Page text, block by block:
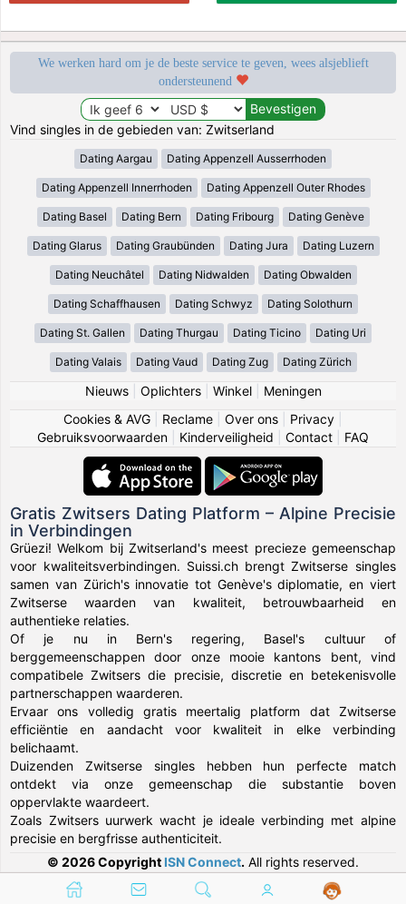
We werken hard om je de beste service te geven, wees alsjeblieft
ondersteunend
Vind singles in de gebieden van: Zwitserland
Dating Aargau Dating Appenzell Ausserrhoden
Dating Appenzell Innerrhoden Dating Appenzell Outer Rhodes
Dating Basel Dating Bern Dating Fribourg Dating Genève
Dating Glarus Dating Graubünden Dating Jura Dating Luzern
Dating Neuchâtel Dating Nidwalden Dating Obwalden
Dating Schaffhausen Dating Schwyz Dating Solothurn
Dating St. Gallen Dating Thurgau Dating Ticino Dating Uri
Dating Valais Dating Vaud Dating Zug Dating Zürich
Nieuws| Oplichters| Winkel| Meningen
Cookies & AVG
Reclame Over ons Privacy
Gebruiksvoorwaarden
Kinderveiligheid Contact FAQ
Gratis Zwitsers Dating Platform – Alpine Precisie
in Verbindingen
Grüezi! Welkom bij Zwitserland's meest precieze gemeenschap
voor kwaliteitsverbindingen. Suissi.ch brengt Zwitserse singles
samen van Zürich's innovatie tot Genève's diplomatie, en viert
Zwitserse waarden van kwaliteit, betrouwbaarheid en
authentieke relaties.
Of je nu in Bern's regering, Basel's cultuur of
berggemeenschappen door onze mooie kantons bent, vind
compatibele Zwitsers die precisie, discretie en betekenisvolle
partnerschappen waarderen.
Ervaar ons volledig gratis meertalig platform dat Zwitserse
efficiëntie en aandacht voor kwaliteit in elke verbinding
belichaamt.
Duizenden Zwitserse singles hebben hun perfecte match
ontdekt via onze gemeenschap die substantie boven
oppervlakte waardeert.
Zoals Zwitsers uurwerk wacht je ideale verbinding met alpine
precisie en bergfrisse authenticiteit.
© 2026 Copyright ISN Connect. All rights reserved.